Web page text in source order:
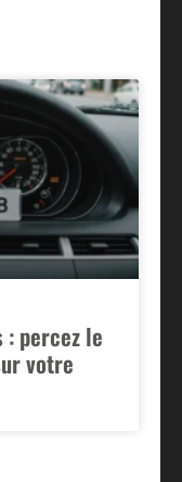
percez le
votre